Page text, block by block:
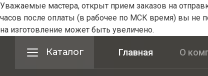
Уважаемые мастера, открыт прием заказов на
часов после оплаты (в рабочее по МСК время) вы не
на изготовление может быть увеличено.
Каталог Главная О